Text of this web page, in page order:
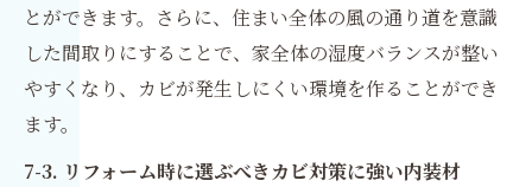
とができます。さらに、住まい全体の風の通り道を意識
した間取りにすることで、家全体の湿度バランスが整い
やすくなり、カビが発生しにくい環境を作ることができ
ます。
7-3. リフォーム時に選ぶべきカビ対策に強い内装材